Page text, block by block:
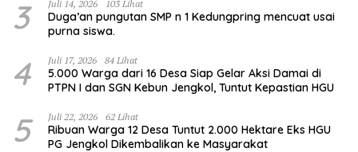
3 Juli 14, 2026 103 Lihat
Duga’an pungutan SMP n 1 Kedungpring mencuat usai
purna siswa.
4 Juli 17, 2026 84 Lihat
5.000 Warga dari 16 Desa Siap Gelar Aksi Damai di
PTPN I dan SGN Kebun Jengkol, Tuntut Kepastian HGU
5 Juli 22, 2026 62 Lihat
Ribuan Warga 12 Desa Tuntut 2.000 Hektare Eks HGU
PG Jengkol Dikembalikan ke Masyarakat